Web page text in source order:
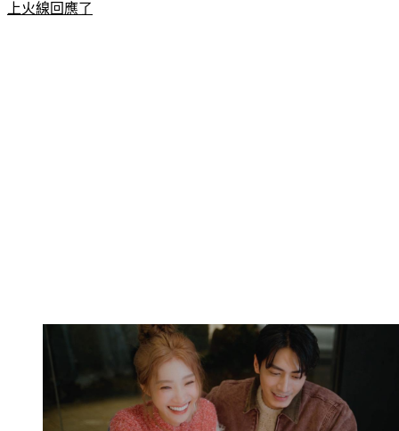
上火線回應了